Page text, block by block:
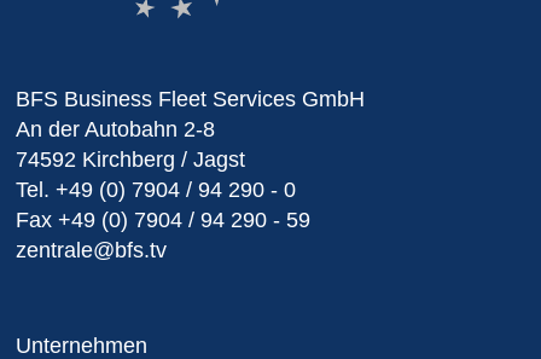
BFS Business Fleet Services GmbH
An der Autobahn 2-8
74592 Kirchberg / Jagst
Tel. +49 (0) 7904 / 94 290 - 0
Fax +49 (0) 7904 / 94 290 - 59
zentrale@bfs.tv
Unternehmen